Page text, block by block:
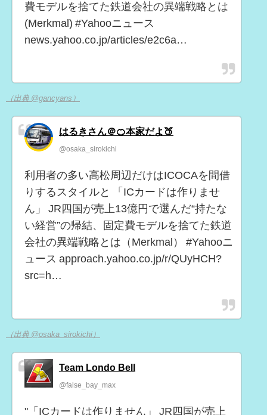
費モデルを捨てた鉄道会社の異端戦略とは
(Merkmal) #Yahooニュース
news.yahoo.co.jp/articles/e2c6a…
（出典 @gancyans）
はるきさん＠🍊本家だよ🍑
@osaka_sirokichi
利用者の多い高松周辺だけはICOCAを間借
りするスタイルと 「ICカードは作りませ
ん」 JR四国が売上13億円で選んだ“持たな
い経営”の帰結、固定費モデルを捨てた鉄道
会社の異端戦略とは（Merkmal） #Yahooニ
ュース approach.yahoo.co.jp/r/QUyHCH?
src=h…
（出典 @osaka_sirokichi）
Team Londo Bell
@false_bay_max
"「ICカードは作りません」 JR四国が売上